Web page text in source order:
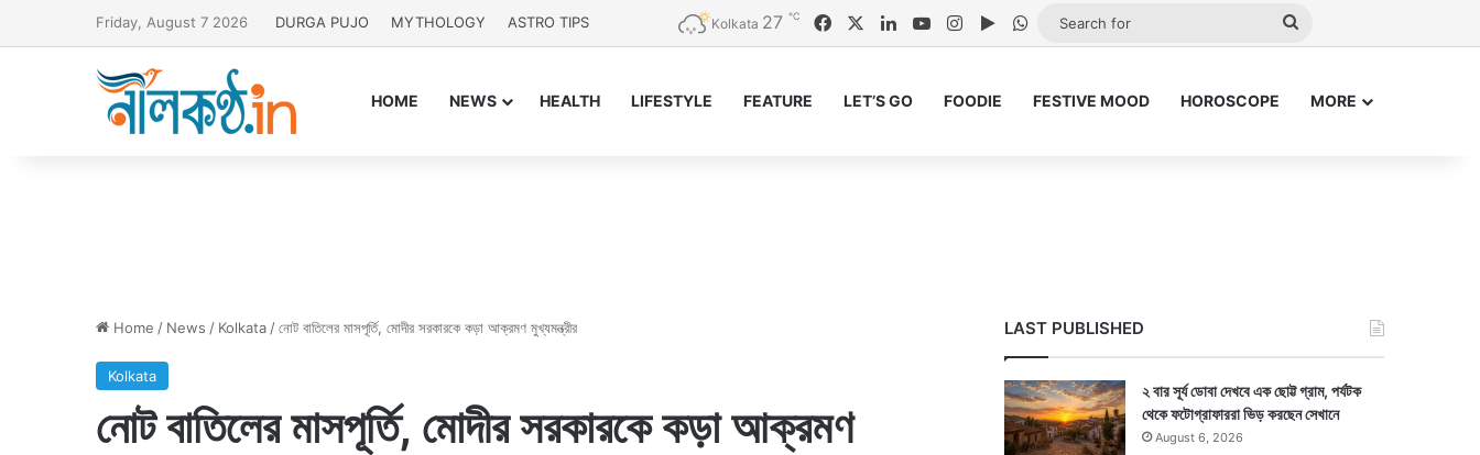
Friday, August 7 2026 DURGA PUJO MYTHOLOGY ASTRO TIPS Kolkata 27 ℃ FacebookLinkedInYouTubeInstagram
Google Play
WhatsApp
HOME NEWS HEALTH LIFESTYLE FEATURE LET’S GO FOODIE FESTIVE MOOD HOROSCOPE MORE
Home / News / Kolkata /নোট বাতিলের মাসপূর্তি, মোদীর সরকারকে কড়া আক্রমণ মুখ্যমন্ত্রীর
Kolkata
নোট বাতিলের মাসপূর্তি, মোদীর সরকারকে কড়া আক্রমণ
LAST PUBLISHED
২ বার সূর্য ডোবা দেখবে এক ছোট্ট গ্রাম, পর্যটক
থেকে ফটোগ্রাফাররা ভিড় করছেন সেখানে
August 6, 2026